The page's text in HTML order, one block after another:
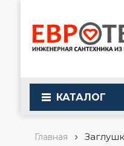
КАТАЛОГ
Главная